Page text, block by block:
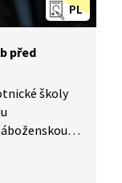
PL
před
školy